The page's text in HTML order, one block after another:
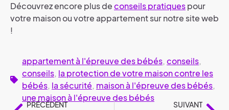
Découvrez encore plus deconseils pratiquespour
votre maison ou votre appartement sur notre site web
!
appartement à l'épreuve des bébés, conseils,
conseils, la protection de votre maison contre les
bébés, la sécurité, maison à l'épreuve des bébés,
une maison à l'épreuve des bébés
PRÉCÉDENT
SUIVANT